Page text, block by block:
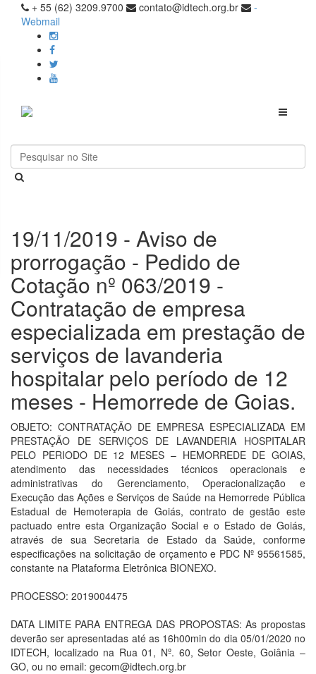
+ 55 (62) 3209.9700 contato@idtech.org.br
-
Webmail
Toggle
19/11/2019 - Aviso de
prorrogação - Pedido de
Cotação nº 063/2019 -
Contratação de empresa
especializada em prestação de
serviços de lavanderia
hospitalar pelo período de 12
meses - Hemorrede de Goias.
OBJETO: CONTRATAÇÃO DE EMPRESA ESPECIALIZADA EM
PRESTAÇÃO DE SERVIÇOS DE LAVANDERIA HOSPITALAR
PELO PERIODO DE 12 MESES – HEMORREDE DE GOIAS,
atendimento das necessidades técnicos operacionais e
administrativas do Gerenciamento, Operacionalização e
Execução das Ações e Serviços de Saúde na Hemorrede Pública
Estadual de Hemoterapia de Goiás, contrato de gestão este
pactuado entre esta Organização Social e o Estado de Goiás,
através de sua Secretaria de Estado da Saúde, conforme
especificações na solicitação de orçamento e PDC Nº 95561585,
constante na Plataforma Eletrônica BIONEXO.
PROCESSO: 2019004475
DATA LIMITE PARA ENTREGA DAS PROPOSTAS: As propostas
deverão ser apresentadas até as 16h00min do dia 05/01/2020 no
IDTECH, localizado na Rua 01, Nº. 60, Setor Oeste, Goiânia –
GO, ou no email: gecom@idtech.org.br